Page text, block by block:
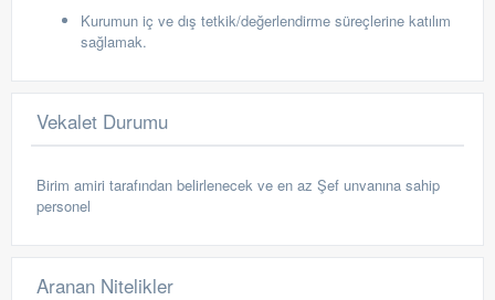
Kurumun iç ve dış tetkik/değerlendirme süreçlerine katılım
sağlamak.
Vekalet Durumu
Birim amiri tarafından belirlenecek ve en az Şef unvanına sahip
personel
Aranan Nitelikler